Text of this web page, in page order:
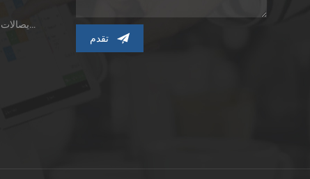
طابعة الإيصالات الحرارية ذات اللوحة الصغيرة